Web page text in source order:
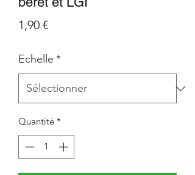
1,90 €Prix
Echelle *
Quantité *